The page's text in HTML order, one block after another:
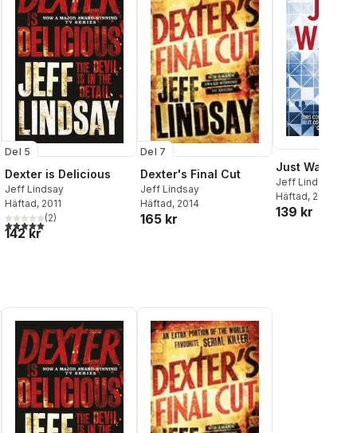
röster:
Del 5
Dexter is Delicious
Jeff Lindsay
Häftad, 2011
5,0utav 5 stjärnor. Totalt antal röster:
(2)
142 kr
Del 7
Dexter's Final Cut
Jeff Lindsay
Häftad, 2014
165 kr
Just Watch
Jeff Lindsay
Häftad, 2020
139 kr